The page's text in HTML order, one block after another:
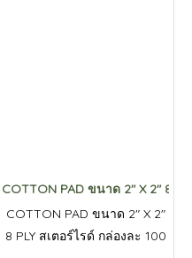
COTTON PAD ขนาด 2" X 2" 8
COTTON PAD ขนาด 2" X 2"
8 PLY สเตอร์ไรด์ กล่องละ 100